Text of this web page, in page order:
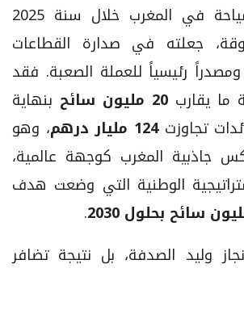
شهد قطاع السياحة في المغرب خلال سنة 2025
جعلته في صدارة القطاعات
ومصدراً رئيسياً للعملة الصعبة. فقد
ما يقارب 20 مليون سائح
بنهاية
تجاوزت124 مليار درهم
، وهو
جاذبية المغرب كوجهة عالمية،
الوطنية التي وضعت هدف
.
وليد الصدفة، بل نتيجة تضافر